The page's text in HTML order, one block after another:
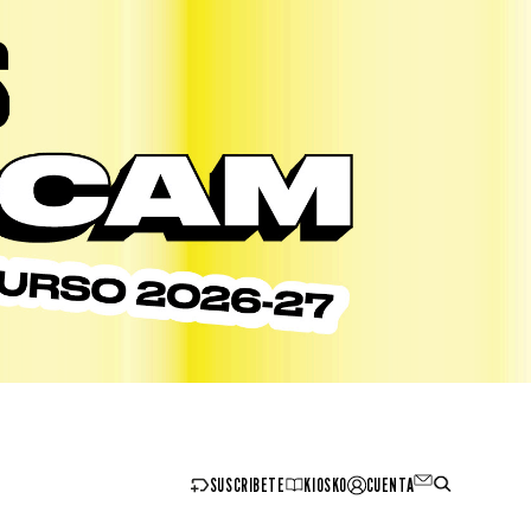
SUSCRIBETE KIOSKO CUENTA